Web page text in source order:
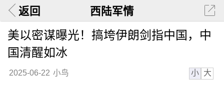
返回 西陆军情
美以密谋曝光！搞垮伊朗剑指中国，中
国清醒如冰
2025-06-22 小鸟 小 大